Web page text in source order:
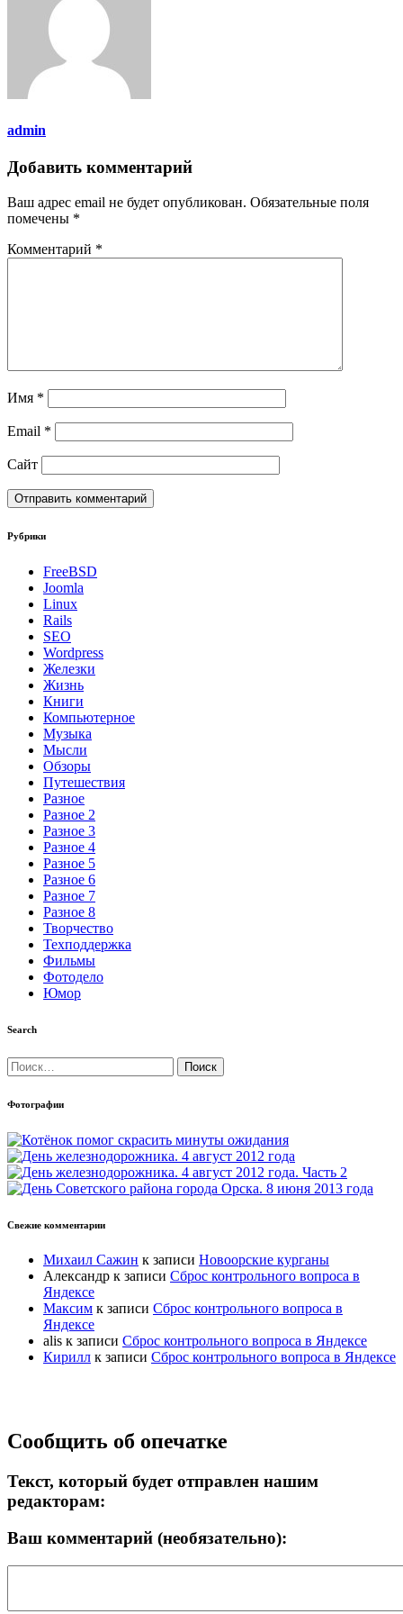
admin
Добавить комментарий
Ваш адрес email не будет опубликован. Обязательные поля
помечены *
Комментарий *
Имя *
Email *
Сайт
Рубрики
FreeBSD
Joomla
Linux
Rails
SEO
Wordpress
Железки
Жизнь
Книги
Компьютерное
Музыка
Мысли
Обзоры
Путешествия
Разное
Разное 2
Разное 3
Разное 4
Разное 5
Разное 6
Разное 7
Разное 8
Творчество
Техподдержка
Фильмы
Фотодело
Юмор
Search
Найти:
Фотографии
Свежие комментарии
Михаил Сажин к записи Новоорские курганы
Александр к записи Сброс контрольного вопроса в
Яндексе
Максим к записи Сброс контрольного вопроса в
Яндексе
alis к записи Сброс контрольного вопроса в Яндексе
Кирилл к записи Сброс контрольного вопроса в Яндексе
Прокрутка
вверх
Сообщить об опечатке
Текст, который будет отправлен нашим
редакторам:
Ваш комментарий (необязательно):